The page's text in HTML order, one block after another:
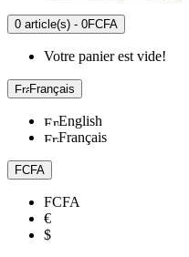
0 article(s) - 0FCFA
Votre panier est vide!
Français
English
Français
FCFA
FCFA
€
$